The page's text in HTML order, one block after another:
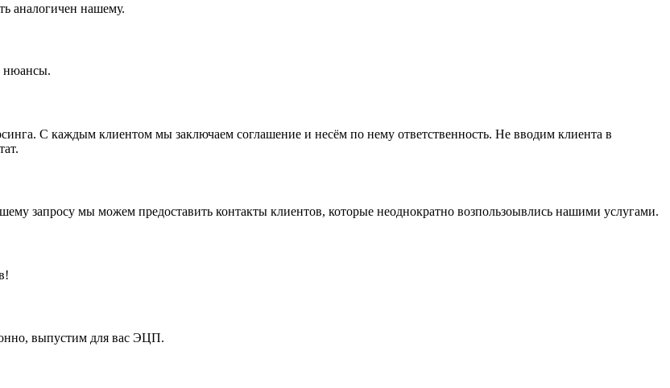
аналогичен нашему.
нюансы.
С каждым клиентом мы заключаем соглашение и несём по нему ответственность. Не вводим клиента в
запросу мы можем предоставить контакты клиентов, которые неоднократно возпользоывлись нашими услугами.
выпустим для вас ЭЦП.